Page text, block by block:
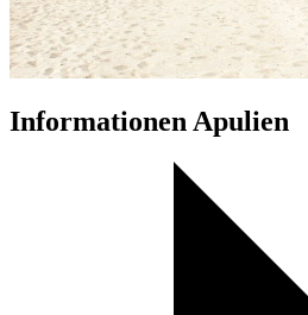
Informationen Apulien